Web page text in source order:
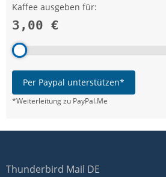
Kaffee ausgeben für:
3,00 €
Per Paypal unterstützen*
*Weiterleitung zu PayPal.Me
Thunderbird Mail DE